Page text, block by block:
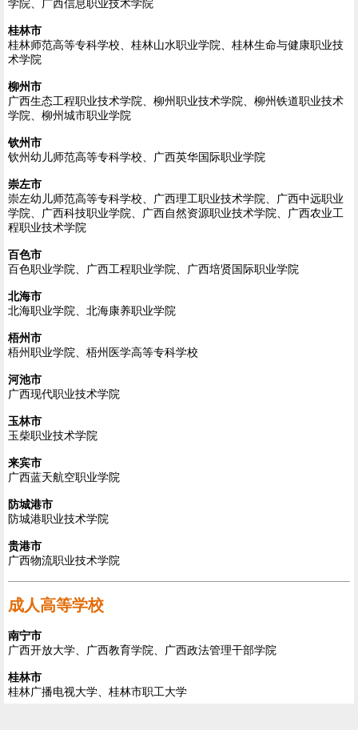
学院、广西信息职业技术学院
桂林市
桂林师范高等专科学校、桂林山水职业学院、桂林生命与健康职业技
术学院
柳州市
广西生态工程职业技术学院、柳州职业技术学院、柳州铁道职业技术
学院、柳州城市职业学院
钦州市
钦州幼儿师范高等专科学校、广西英华国际职业学院
崇左市
崇左幼儿师范高等专科学校、广西理工职业技术学院、广西中远职业
学院、广西科技职业学院、广西自然资源职业技术学院、广西农业工
程职业技术学院
百色市
百色职业学院、广西工程职业学院、广西培贤国际职业学院
北海市
北海职业学院、北海康养职业学院
梧州市
梧州职业学院、梧州医学高等专科学校
河池市
广西现代职业技术学院
玉林市
玉柴职业技术学院
来宾市
广西蓝天航空职业学院
防城港市
防城港职业技术学院
贵港市
广西物流职业技术学院
成人高等学校
南宁市
广西开放大学、广西教育学院、广西政法管理干部学院
桂林市
桂林广播电视大学、桂林市职工大学